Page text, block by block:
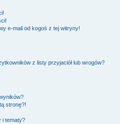
e-mail od kogoś z tej witryny!
z listy przyjaciół lub wrogów?
stronę?!
i tematy?